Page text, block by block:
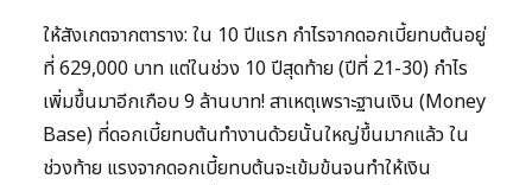
ให้สังเกตจากตาราง: ใน 10 ปีแรก กำไรจากดอกเบี้ยทบต้นอยู่
ที่ 629,000 บาท แต่ในช่วง 10 ปีสุดท้าย (ปีที่ 21-30) กำไร
เพิ่มขึ้นมาอีกเกือบ 9 ล้านบาท! สาเหตุเพราะฐานเงิน (Money
Base) ที่ดอกเบี้ยทบต้นทำงานด้วยนั้นใหญ่ขึ้นมากแล้ว ใน
ช่วงท้าย แรงจากดอกเบี้ยทบต้นจะเข้มข้นจนทำให้เงิน